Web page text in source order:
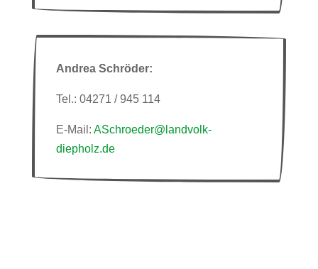
Andrea Schröder:
Tel.: 04271 / 945 114
E-Mail: ASchroeder@landvolk-
diepholz.de